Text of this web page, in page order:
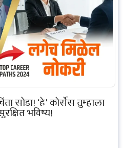
सोडा! ‘हे’ कोर्सेस तुम्हाला
भविष्य!